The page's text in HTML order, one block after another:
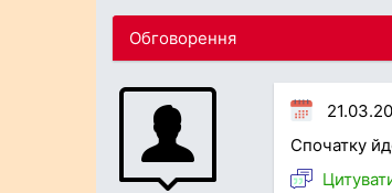
Обговорення
Спочатку